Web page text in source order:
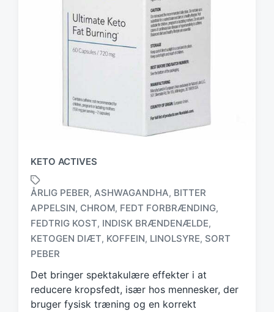
KETO ACTIVES
T
a
g
e
d
w
ÅRLIG PEBER, ASHWAGANDHA, BITTER
APPELSIN, CHROM, FEDT FORBRÆNDING,
FEDTRIG KOST, INDISK BRÆNDENÆLDE,
KETOGEN DIÆT, KOFFEIN, LINOLSYRE, SORT
PEBER
Det bringer spektakulære effekter i at
reducere kropsfedt, især hos mennesker, der
bruger fysisk træning og en korrekt